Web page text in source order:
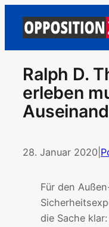
Ralph D.
erleben
28. Januar 2020
Für den
die Sache